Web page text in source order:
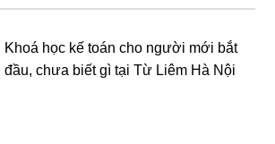
Khoá học kế toán cho người mới bắt
đầu, chưa biết gì tại Từ Liêm Hà Nội